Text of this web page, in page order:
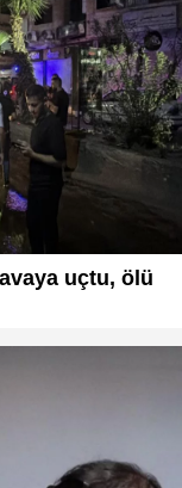
uçtu, ölü